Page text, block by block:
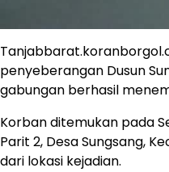
penyeberangan Dusun
gabungan berhasil
Korban ditemukan pada
Parit 2, Desa Sungsang,
dari lokasi kejadian.